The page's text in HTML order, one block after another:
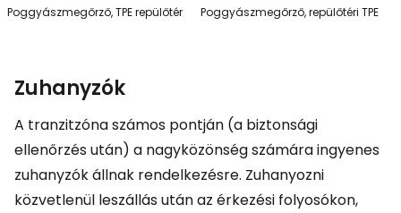
Poggyászmegőrző, TPE repülőtér Poggyászmegőrző, repülőtéri TPE
Zuhanyzók
A tranzitzóna számos pontján (a biztonsági
ellenőrzés után) a nagyközönség számára ingyenes
zuhanyzók állnak rendelkezésre. Zuhanyozni
közvetlenül leszállás után az érkezési folyosókon,